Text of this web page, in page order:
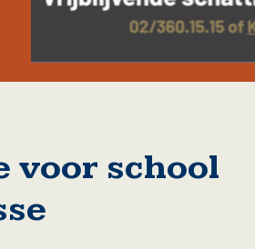
voor school